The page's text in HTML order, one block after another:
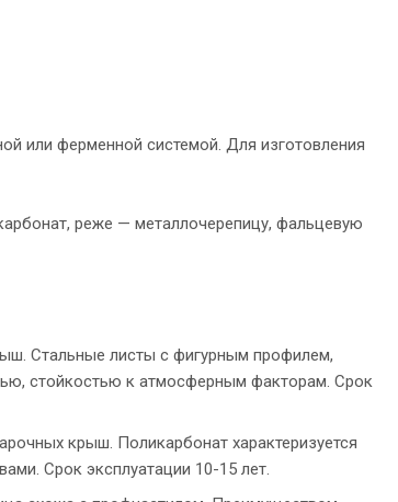
или ферменной системой. Для изготовления
реже — металлочерепицу, фальцевую
Стальные листы с фигурным профилем,
стойкостью к атмосферным факторам. Срок
крыш. Поликарбонат характеризуется
Срок эксплуатации 10-15 лет.